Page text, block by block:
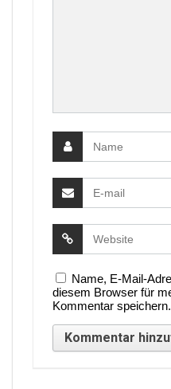
Name, E-Mail-
diesem Browser für
Kommentar speichern.